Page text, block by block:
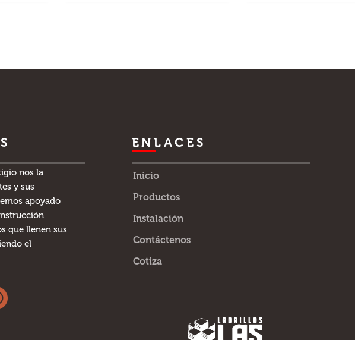
nos la
y sus
apoyado
que llenen sus
el
ENLACES
Inicio
Productos
Instalación
Contáctenos
Cotiza